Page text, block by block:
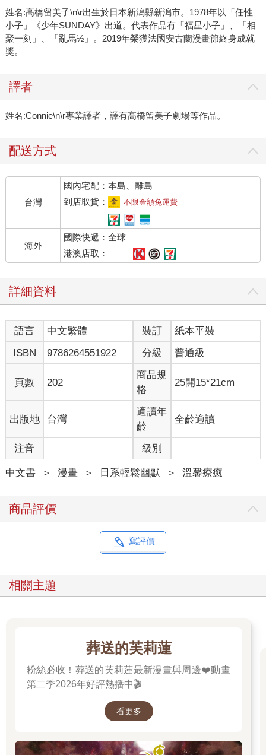
姓名:高橋留美子\n\r出生於日本新潟縣新潟市。1978年以「任性
小子」《少年SUNDAY》出道。代表作品有「福星小子」、「相
聚一刻」、「亂馬½」。2019年榮獲法國安古蘭漫畫節終身成就
獎。
譯者
姓名:Connie\n\r專業譯者，譯有高橋留美子劇場等作品。
配送方式
台灣
國內宅配：本島、離島
到店取貨：
不限金額免運費
海外
國際快遞：全球
港澳店取：
詳細資料
語言 中文繁體 裝訂
紙本平裝
ISBN
9786264551922 分級 普通級
頁數 202
商品規
格
25開15*21cm
出版地 台灣
適讀年
齡
全齡適讀
注音 級別
中文書 ＞ 漫畫 ＞ 日系輕鬆幽默 ＞ 溫馨療癒
商品評價
寫評價
相關主題
葬送的芙莉蓮
粉絲必收！葬送的芙莉蓮最新漫畫與周邊❤️動畫
第二季2026年好評熱播中🎬
看更多